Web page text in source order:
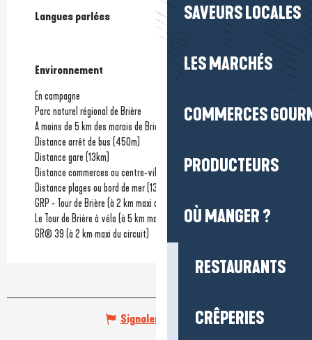
SAVEURS LOCALES
LES MARCHÉS
COMMERCES
PRODUCTEURS
OÙ MANGER ?
RESTAURANTS
CRÊPERIES
Langues parlées
Langues parlées
Environnement
Environnement
En campagne
Parc naturel régional de Brière
A moins de 5 km des marais de Brière
Distance arrêt de bus (450m)
Distance gare (13km)
Distance commerces ou centre-ville
(3km)
Distance plages ou bord de mer (13km)
GRP - Tour de Brière (à 2 km maxi du circuit)
Le Tour de Brière à vélo (à 5 km maxi de l'itinéraire)
GR® 39 (à 2 km maxi du circuit)
Signaler une erreur